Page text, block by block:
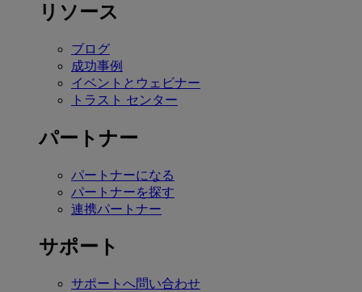
リソース
ブログ
成功事例
イベントとウェビナー
トラスト センター
パートナー
パートナーになる
パートナーを探す
連携パートナー
サポート
サポートへ問い合わせ